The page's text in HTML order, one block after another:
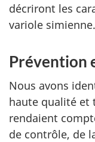
décriront les
variole simienne.
Prévention
Nous avons
haute qualité et
rendaient
de contrôle, de